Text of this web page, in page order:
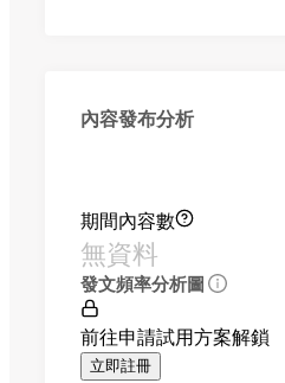
內容發布分析
期間內容數
無資料
發文頻率分析圖
前往申請試用方案解鎖
立即註冊